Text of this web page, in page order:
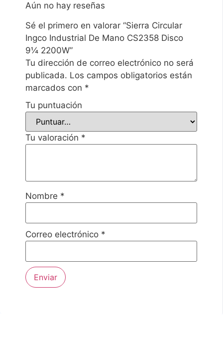
Aún no hay reseñas
Sé el primero en valorar “Sierra Circular
Ingco Industrial De Mano CS2358 Disco
9¼ 2200W”
Tu dirección de correo electrónico no será
publicada. Los campos obligatorios están
marcados con *
Tu puntuación
Tu valoración *
Nombre *
Correo electrónico *